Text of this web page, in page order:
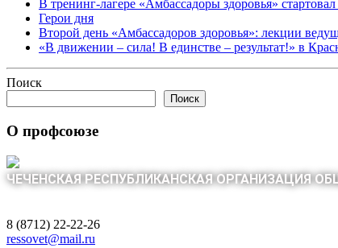
В тренинг-лагере «Амбассадоры здоровья»
Герои дня
Второй день «Амбассадоров здоровья»: лекции
«В движении – сила! В единстве – результат!» в
Поиск
Поиск
О профсоюзе
ЧЕЧЕНСКАЯ РЕСПУБЛИКАНСКАЯ ОРГАНИЗАЦИЯ
8 (8712) 22-22-26
ressovet@mail.ru